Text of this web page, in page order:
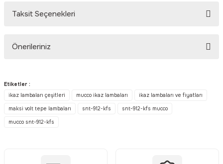
Taksit Seçenekleri
Önerileriniz
konularda yetersiz gördüğünüz noktaları öneri formunu kullanarak
tarafımıza iletebilirsiniz.
Etiketler :
ikaz lambaları çeşitleri
mucco ikaz lambaları ikaz lambaları ve fiyatları
maksi volt tepe lambaları snt-912-kfs snt-912-kfs mucco
mucco snt-912-kfs